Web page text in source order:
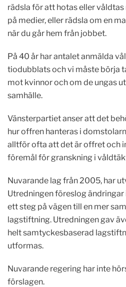
rädsla för att hotas eller
på medier, eller rädsla om en
när du går hem från jobbet.
På 40 år har antalet anmälda
tiodubblats och vi måste börja
mot kvinnor och om de ungas
samhälle.
Vänsterpartiet anser att det
hur offren hanteras i
alltför ofta att det är offret och
föremål för granskning i
Nuvarande lag från 2005, har
Utredningen föreslog ändringar
ett steg på vägen till en mer
lagstiftning. Utredningen gav
helt samtyckesbaserad
utformas.
Nuvarande regering har inte
förslagen.